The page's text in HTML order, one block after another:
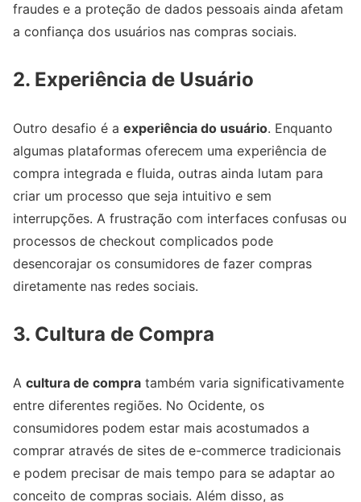
fraudes e a proteção de dados pessoais ainda afetam
a confiança dos usuários nas compras sociais.
2. Experiência de Usuário
Outro desafio é a experiência do usuário. Enquanto
algumas plataformas oferecem uma experiência de
compra integrada e fluida, outras ainda lutam para
criar um processo que seja intuitivo e sem
interrupções. A frustração com interfaces confusas ou
processos de checkout complicados pode
desencorajar os consumidores de fazer compras
diretamente nas redes sociais.
3. Cultura de Compra
A cultura de compra também varia significativamente
entre diferentes regiões. No Ocidente, os
consumidores podem estar mais acostumados a
comprar através de sites de e-commerce tradicionais
e podem precisar de mais tempo para se adaptar ao
conceito de compras sociais. Além disso, as